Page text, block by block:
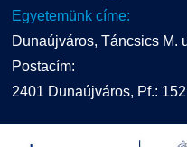
Egyetemünk címe:
Dunaújváros, Táncsics M.
Postacím:
2401 Dunaújváros, Pf.: